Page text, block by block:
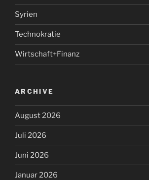
Syrien
Technokratie
Wirtschaft+Finanz
ARCHIVE
August 2026
Juli 2026
Juni 2026
Januar 2026